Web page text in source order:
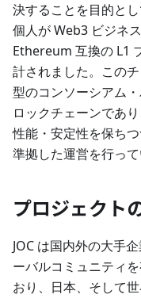
決することを目的と
個人が Web3 ビジネ
Ethereum 互換の L1
計されました。この
型のコンソーシアム
ロックチェーンであ
性能・安定性を保ち
準拠した運営を行って
プロジェクト
JOC は国内外の大手
ーバルコミュニティ
おり、日本、そして